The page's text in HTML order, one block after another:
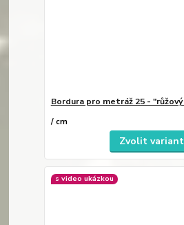
Bordura pro metráž 25 -
/cm
Zvolit
s video ukázkou